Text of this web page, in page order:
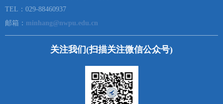
TEL：029-88460937
邮箱： minhang@nwpu.edu.cn
关注我们(扫描关注微信公众号)